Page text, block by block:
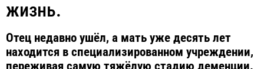
жизнь.
Отец недавно ушёл, а мать уже десять лет
находится в специализированном учреждении,
переживая самую тяжёлую стадию деменции.